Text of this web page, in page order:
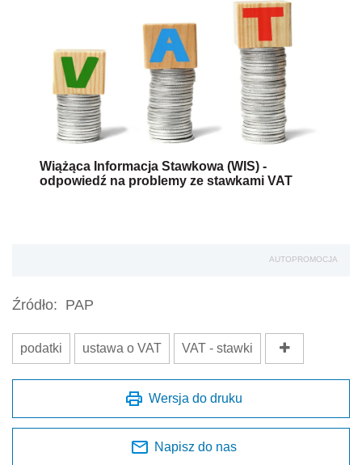
Wiążąca Informacja Stawkowa (WIS) -
odpowiedź na problemy ze stawkami VAT
AUTOPROMOCJA
Źródło: PAP
podatki ustawa o VAT VAT - stawki
Wersja do druku
Napisz do nas